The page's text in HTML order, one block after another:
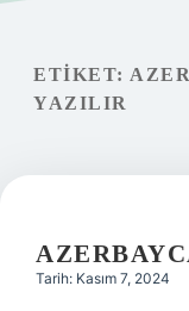
Hakkımızda
ETIKET:
YAZILIR
Tarih: Kasım 7, 2024